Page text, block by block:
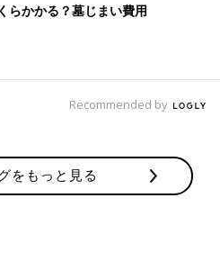
てくる！！笑
標としていた体重増加量をオーバ
ない！笑
画的にいきたいものですね、、）
に！
歳息子のママ。
らかかる？墓じまい費用
Recommended by
をもっと見る